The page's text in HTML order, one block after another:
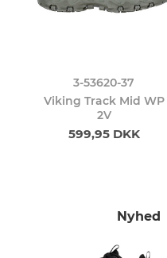
3-53620-37
Viking Track Mid WP
2V
599,95 DKK
Nyhed